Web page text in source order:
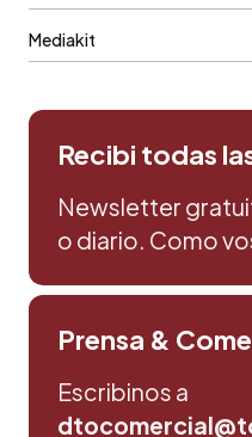
Mediakit
Recibi todas
Newsletter
o diario. Como
Prensa &
Escribinos a